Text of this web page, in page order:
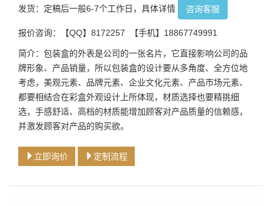
发货：定稿后一般6-7个工作日，具体详情
咨询客服
报价咨询：【QQ】8172257 【手机】18867749991
简介：包装盒的外表是公司的一张名片，它直接影响公司的品
牌形象、产品销量，所以包装盒的设计要从多角度、全方位地
考虑，美观元素、品牌元素、企业文化元素、产品市场元素、
都要相结合在彩盒外观设计上所体现，材质选择也要精挑细
选，手感舒适、高档的材质能增加顾客对产品质量的信赖感，
并激发顾客对产品的购买欲。
立即询价 定制流程